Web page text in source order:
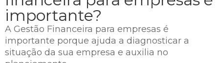
importante?
A Gestão Financeira para empresas é
importante porque ajuda a diagnosticar a
situação da sua empresa e auxilia no